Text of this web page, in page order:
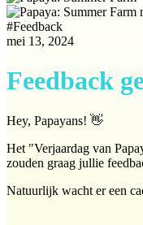
#Feedback
mei 13, 2024
Feedback
Hey, Papayans! 👋
Het "Verjaardag van
zouden graag jullie
Natuurlijk wacht er een